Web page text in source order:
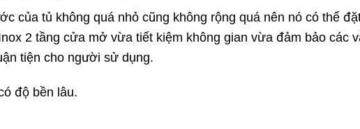
của tủ không quá nhỏ cũng không rộng quá nên nó có thể
2 tầng cửa mở vừa tiết kiệm không gian vừa đảm bảo các
tiện cho người sử dụng.
độ bền lâu.